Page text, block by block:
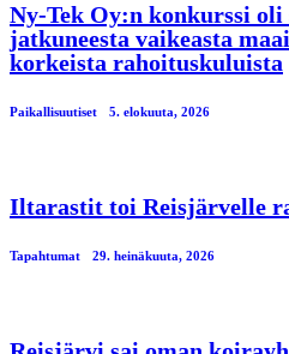
Ny-Tek Oy:n konkurssi oli
jatkuneesta vaikeasta
korkeista rahoituskuluista
Paikallisuutiset 5. elokuuta, 2026
Iltarastit toi Reisjärvelle
Tapahtumat 29. heinäkuuta, 2026